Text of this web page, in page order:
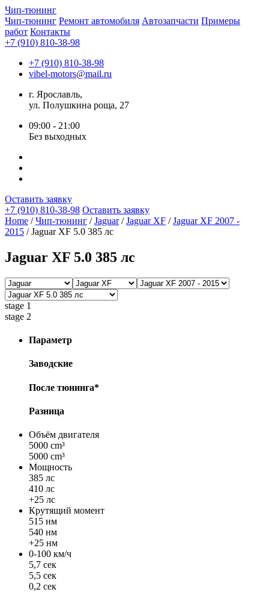
Чип-тюнинг
Чип-тюнинг Ремонт автомобиля Автозапчасти Примеры
работ Контакты
+7 (910) 810-38-98
+7 (910) 810-38-98
vibel-motors@mail.ru
г. Ярославль,
ул. Полушкина роща, 27
09:00 - 21:00
Без выходных
Оставить заявку
+7 (910) 810-38-98 Оставить заявку
Home /Чип-тюнинг /Jaguar/Jaguar XF /Jaguar XF 2007 -
2015 / Jaguar XF 5.0 385 лс
Jaguar XF 5.0 385 лс
stage 1
stage 2
Параметр
Заводские
После тюнинга*
Разница
Объём двигателя
5000 cm³
5000 cm³
Мощность
385 лс
410 лс
+25 лс
Крутящий момент
515 нм
540 нм
+25 нм
0-100 км/ч
5,7 сек
5,5 сек
0,2 сек